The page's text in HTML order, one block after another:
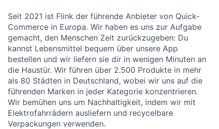
Seit 2021 ist Flink der führende Anbieter von Quick-
Commerce in Europa. Wir haben es uns zur Aufgabe
gemacht, den Menschen Zeit zurückzugeben: Du
kannst Lebensmittel bequem über unsere App
bestellen und wir liefern sie dir in wenigen Minuten an
die Haustür. Wir führen über 2.500 Produkte in mehr
als 80 Städten in Deutschland, wobei wir uns auf die
führenden Marken in jeder Kategorie konzentrieren.
Wir bemühen uns um Nachhaltigkeit, indem wir mit
Elektrofahrrädern ausliefern und recycelbare
Verpackungen verwenden.